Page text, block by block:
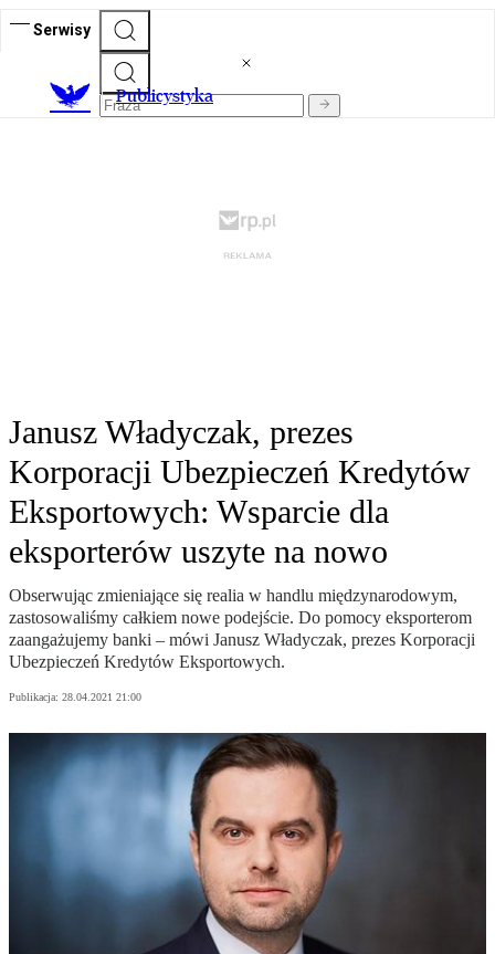
Serwisy
Publicystyka
Janusz Władyczak, prezes
Korporacji Ubezpieczeń Kredytów
Eksportowych: Wsparcie dla
eksporterów uszyte na nowo
Obserwując zmieniające się realia w handlu międzynarodowym,
zastosowaliśmy całkiem nowe podejście. Do pomocy eksporterom
zaangażujemy banki – mówi Janusz Władyczak, prezes Korporacji
Ubezpieczeń Kredytów Eksportowych.
Publikacja: 28.04.2021 21:00